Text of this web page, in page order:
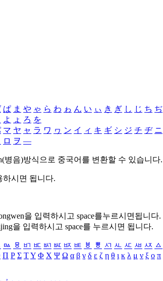
ぱ ま や ゃ ら わ ゎ ん い ぃ き ぎ し じ ち ぢ
よ ょ ろ を
マ ヤ ャ ラ ワ ヮ ン イ ィ キ ギ シ ジ チ ヂ ニ
ロ ヲ ―
병음)방식으로 중국어를 변환할 수 있습니다.
하시면 됩니다.
을 입력하시고 space를누르시면됩니다.
을 입력하시고 space를 누르시면 됩니다.
ㅰ ㅱ ㅲ ㅳ ㅴ ㅵ ㅶ ㅷ ㅸ ㅹ ㅺ ㅻ ㅼ ㅽ ㅾ ㅿ
Π Ρ Σ ΤΥ Φ Χ Ψ Ω α β γ δ ε ζ η θ ι κ λ μ ν ξ ο π